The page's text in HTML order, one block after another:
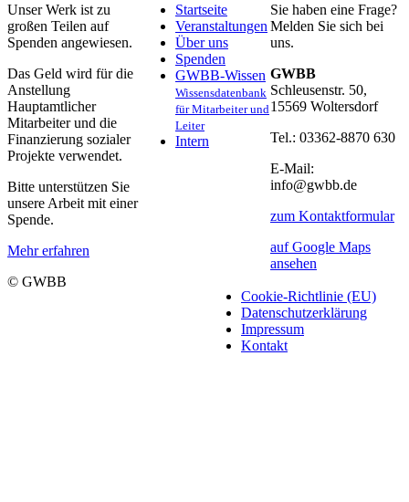
Unser Werk ist zu
großen Teilen auf
Spenden angewiesen.
Das Geld wird für die
Anstellung
Hauptamtlicher
Mitarbeiter und die
Finanzierung sozialer
Projekte verwendet.
Bitte unterstützen Sie
unsere Arbeit mit einer
Spende.
Mehr erfahren
Startseite
Veranstaltungen
Über uns
Spenden
GWBB-Wissen
Wissensdatenbank
für Mitarbeiter und
Leiter
Intern
Sie haben eine Frage?
Melden Sie sich bei
uns.
GWBB
Schleusenstr. 50,
15569 Woltersdorf
Tel.: 03362-8870 630
E-Mail:
info@gwbb.de
zum Kontaktformular
auf Google Maps
ansehen
© GWBB
Cookie-Richtlinie (EU)
Datenschutzerklärung
Impressum
Kontakt